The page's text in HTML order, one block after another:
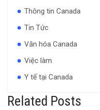
Thông tin Canada
Tin Tức
Văn hóa Canada
Việc làm
Y tế tại Canada
Related Posts